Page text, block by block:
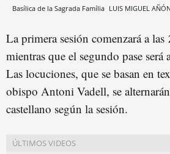
Basílica de la Sagrada Família LUIS MIGUEL
La primera sesión comenzará a las
mientras que el segundo pase será
Las locuciones, que se basan en
obispo Antoni Vadell, se
castellano según la sesión.